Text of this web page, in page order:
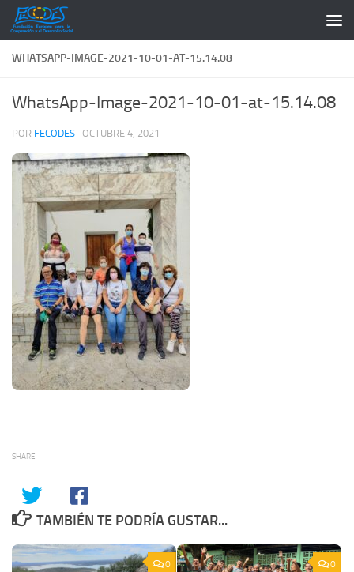
Saltar al contenido
WHATSAPP-IMAGE-2021-10-01-AT-15.14.08
WhatsApp-Image-2021-10-01-at-15.14.08
POR FECODES · OCTUBRE 4, 2021
SHARE
TAMBIÉN TE PODRÍA GUSTAR...
0 0